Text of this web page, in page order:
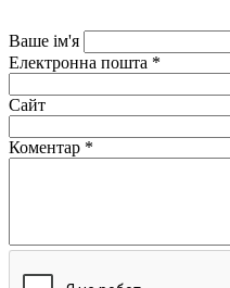
Ваше ім'я
Електронна пошта *
Сайт
Коментар *